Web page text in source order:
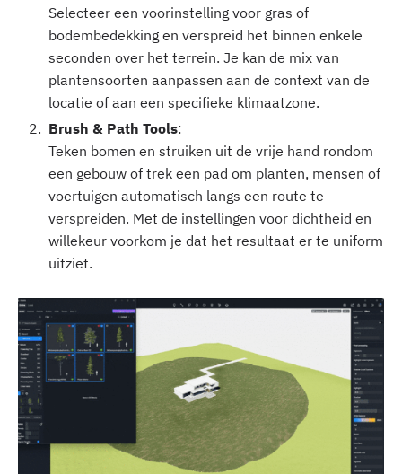
Selecteer een voorinstelling voor gras of
bodembedekking en verspreid het binnen enkele
seconden over het terrein. Je kan de mix van
plantensoorten aanpassen aan de context van de
locatie of aan een specifieke klimaatzone.‍
Brush & Path Tools:
Teken bomen en struiken uit de vrije hand rondom
een gebouw of trek een pad om planten, mensen of
voertuigen automatisch langs een route te
verspreiden. Met de instellingen voor dichtheid en
willekeur voorkom je dat het resultaat er te uniform
uitziet.